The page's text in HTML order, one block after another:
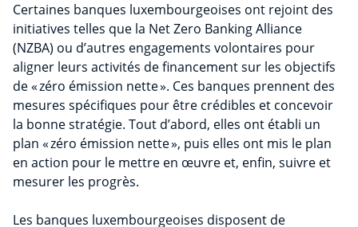
Certaines banques luxembourgeoises ont rejoint des
initiatives telles que la Net Zero Banking Alliance
(NZBA) ou d’autres engagements volontaires pour
aligner leurs activités de financement sur les objectifs
de « zéro émission nette ». Ces banques prennent des
mesures spécifiques pour être crédibles et concevoir
la bonne stratégie. Tout d’abord, elles ont établi un
plan « zéro émission nette », puis elles ont mis le plan
en action pour le mettre en œuvre et, enfin, suivre et
mesurer les progrès.
Les banques luxembourgeoises disposent de